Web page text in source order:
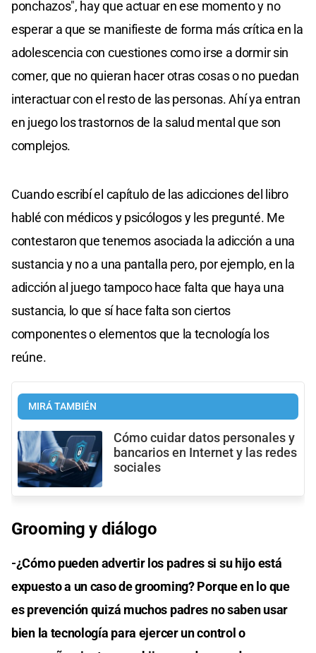
ponchazos", hay que actuar en ese momento y no
esperar a que se manifieste de forma más crítica en la
adolescencia con cuestiones como irse a dormir sin
comer, que no quieran hacer otras cosas o no puedan
interactuar con el resto de las personas. Ahí ya entran
en juego los trastornos de la salud mental que son
complejos.
Cuando escribí el capítulo de las adicciones del libro
hablé con médicos y psicólogos y les pregunté. Me
contestaron que tenemos asociada la adicción a una
sustancia y no a una pantalla pero, por ejemplo, en la
adicción al juego tampoco hace falta que haya una
sustancia, lo que sí hace falta son ciertos
componentes o elementos que la tecnología los
reúne.
MIRÁ TAMBIÉN
Cómo cuidar datos personales y
bancarios en Internet y las redes
sociales
Grooming y diálogo
-¿Cómo pueden advertir los padres si su hijo está
expuesto a un caso de grooming? Porque en lo que
es prevención quizá muchos padres no saben usar
bien la tecnología para ejercer un control o